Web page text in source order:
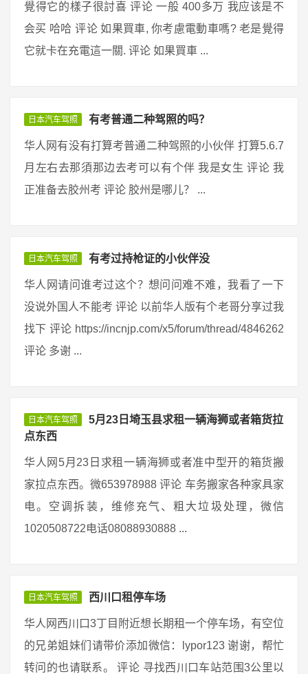
覺得它的樣子很討喜 评论 一般 400多万 我应该是不
会买 哈哈 评论 如果買車, 你考慮電動車嗎? 老是覺得
它就卡在充電這一關. 评论 如果買車 ...
日本汽车驾照 有考普通二种驾照的吗？
华人网有没有打算考普通二种驾照的小伙伴 打算5.6.7
月左右去那須那边去考可以有个伴 我是女生 评论 我
正准备去胶州考 评论 胶州是哪儿？ ...
日本汽车驾照 有考过持枪证的小伙伴没
华人网请问谁考过这个？想问问难不难，我看了一下
没说外国人不能考 评论 以前华人版有个老哥分享过我
找下 评论 https://incnjp.com/x5/forum/thread/4846262
评论 多谢 ...
日本汽车驾照
5月23日埼玉县求租一辆海狮或者箱货拉
点东西
华人网5月23日求租一辆海狮或者准中型开的箱货搬
家拉点东西。微653978988 评论 车务搬家各种家具家
电。空调拆装，维修充气、粗大垃圾处理，微信
1020508722电话08088930888 ...
日本汽车驾照 西川口租停车场
华人网西川口3丁目附近想长期租一个停车场，有空位
的兄弟姐妹们请带价添加微信：lypor123 谢谢，帮忙
转问的也请联系。 评论 寻找西川口车站范围3公里以